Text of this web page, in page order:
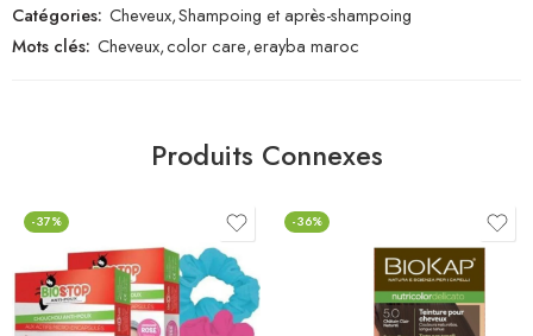
Catégories: Cheveux,Shampoing et après-shampoing
Mots clés: Cheveux,color care,erayba maroc
Produits Connexes
-37% -36%